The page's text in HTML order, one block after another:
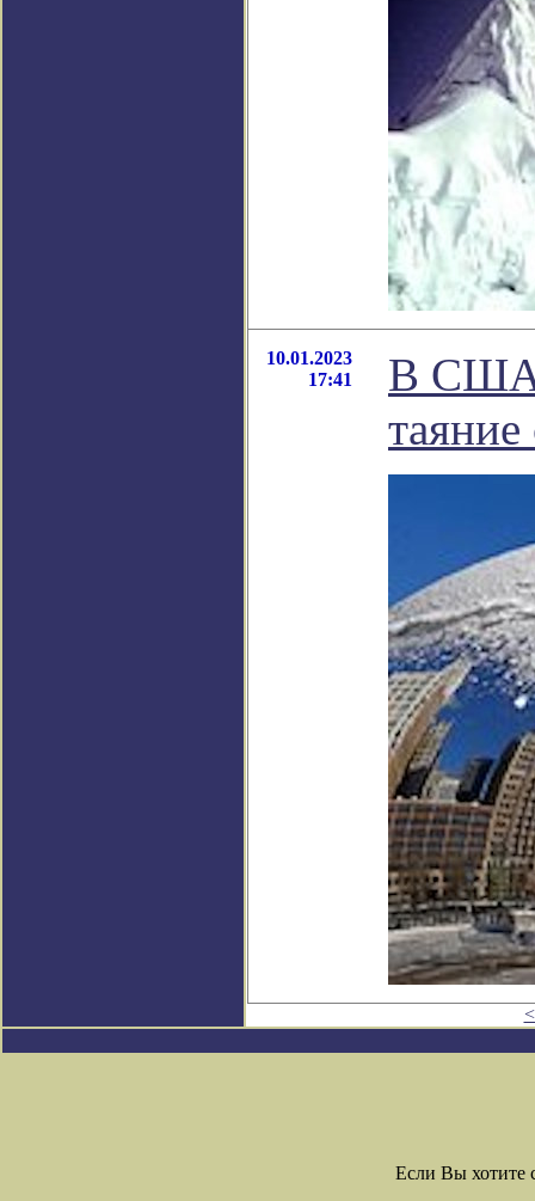
10.01.2023
17:41
В США
таяние
Если Вы хотите